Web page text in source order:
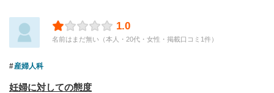
1.0
名前はまだ無い（本人・20代・女性・掲載口コミ1件）
産婦人科
妊婦に対しての態度